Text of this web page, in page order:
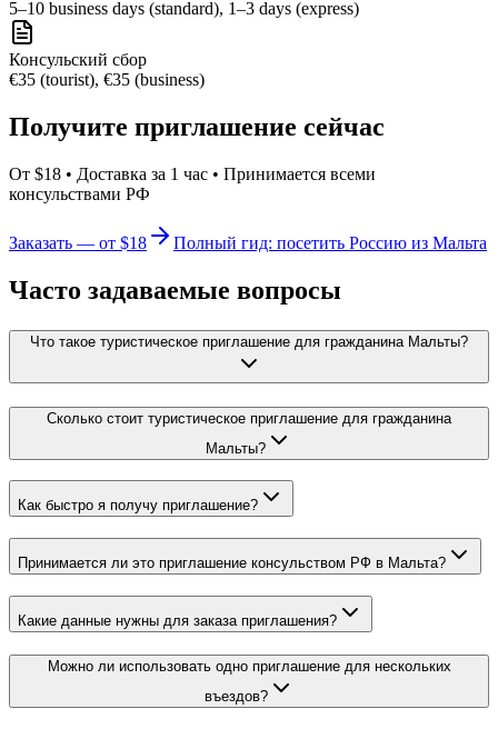
5–10 business days (standard), 1–3 days (express)
Консульский сбор
€35 (tourist), €35 (business)
Получите приглашение сейчас
От $18 • Доставка за 1 час • Принимается всеми
консульствами РФ
Заказать — от $18 Полный гид: посетить Россию из Мальта
Часто задаваемые вопросы
Что такое туристическое приглашение для гражданина Мальты?
Сколько стоит туристическое приглашение для гражданина
Мальты?
Как быстро я получу приглашение?
Принимается ли это приглашение консульством РФ в Мальта?
Какие данные нужны для заказа приглашения?
Можно ли использовать одно приглашение для нескольких
въездов?